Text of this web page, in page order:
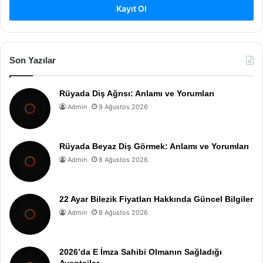
Kayıt Ol
Son Yazılar
Rüyada Diş Ağrısı: Anlamı ve Yorumları
Admin 9 Ağustos 2026
Rüyada Beyaz Diş Görmek: Anlamı ve Yorumları
Admin 8 Ağustos 2026
22 Ayar Bilezik Fiyatları Hakkında Güncel Bilgiler
Admin 8 Ağustos 2026
2026’da E İmza Sahibi Olmanın Sağladığı